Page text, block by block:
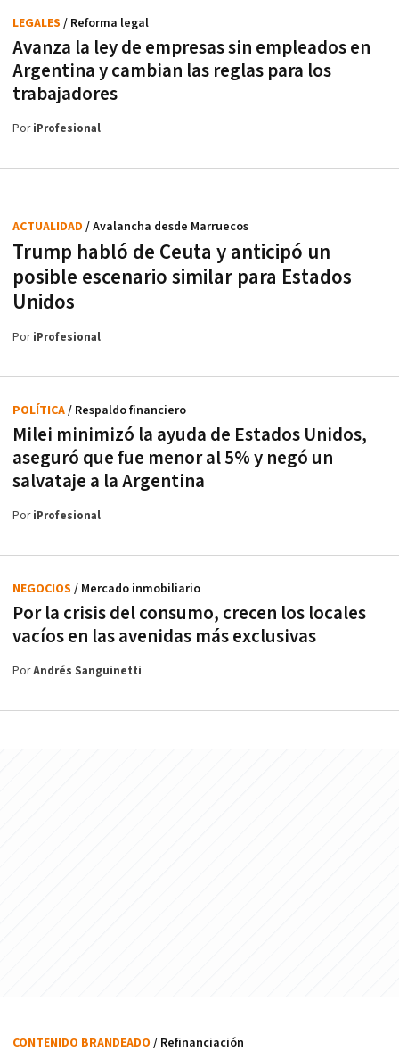
Avanza la ley de empresas sin empleados en
Argentina y cambian las reglas para los
trabajadores
LEGALES / Reforma legal
PoriProfesional
Trump habló de Ceuta y anticipó un
posible escenario similar para Estados
Unidos
ACTUALIDAD / Avalancha desde Marruecos
PoriProfesional
Milei minimizó la ayuda de Estados Unidos,
aseguró que fue menor al 5% y negó un
salvataje a la Argentina
POLÍTICA/ Respaldo financiero
PoriProfesional
Por la crisis del consumo, crecen los locales
vacíos en las avenidas más exclusivas
NEGOCIOS / Mercado inmobiliario
PorAndrés Sanguinetti
CONTENIDO BRANDEADO / Refinanciación